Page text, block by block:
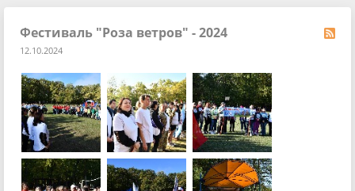
Фестиваль "Роза ветров" - 2024
12.10.2024